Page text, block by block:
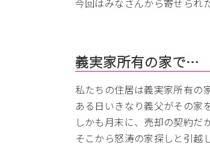
今回はみなさんから寄せられ
義実家所有の家で…
私たちの住居は義実家所有の
ある日いきなり義父がその家
しかも月末に、売却の契約だ
そこから怒涛の家探しと引越